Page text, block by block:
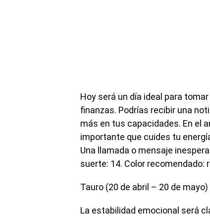
Hoy será un día ideal para
finanzas. Podrías recibir una
más en tus capacidades. En el
importante que cuides tu
Una llamada o mensaje
suerte: 14. Color recomendado:
Tauro (20 de abril – 20 de mayo)
La estabilidad emocional será